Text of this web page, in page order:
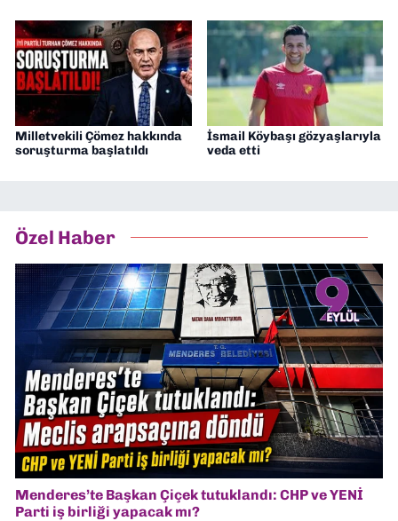
Milletvekili Çömez hakkında
soruşturma başlatıldı
İsmail Köybaşı gözyaşlarıyla
veda etti
Özel Haber
Menderes’te Başkan Çiçek tutuklandı: CHP ve YENİ
Parti iş birliği yapacak mı?